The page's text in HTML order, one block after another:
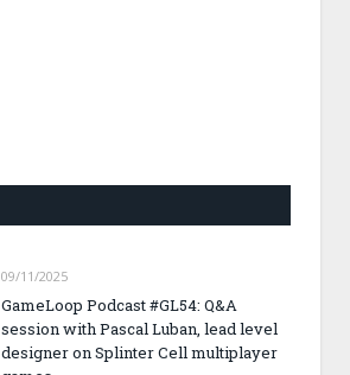
09/11/2025
GameLoop Podcast #GL54: Q&A
session with Pascal Luban, lead level
designer on Splinter Cell multiplayer